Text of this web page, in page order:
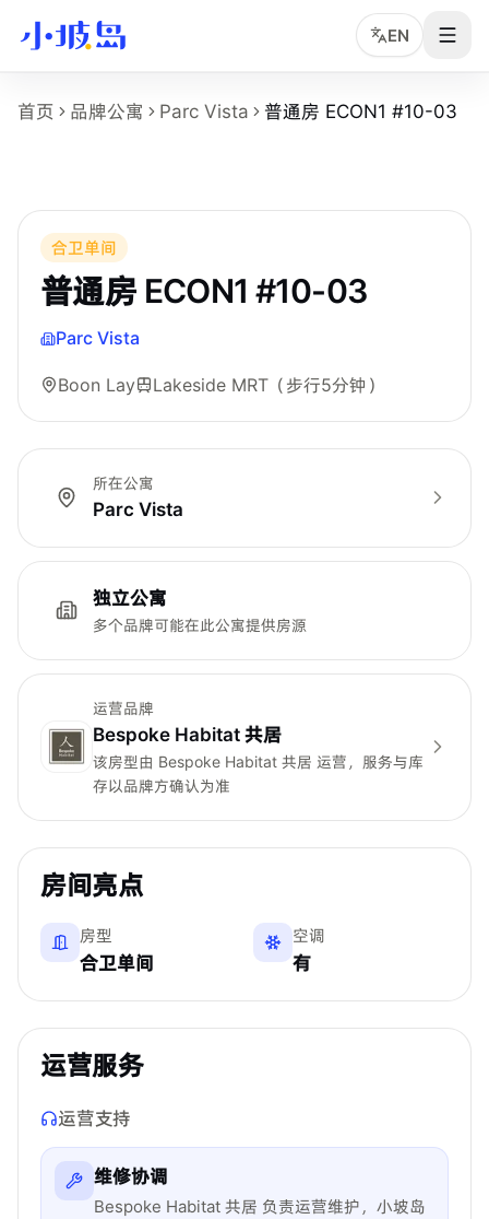
EN
普通房 ECON1 #10-03 房型页事实摘要
运营品牌：Bespoke Habitat 共居。
所在区域：Boon Lay。
附近地铁：Lakeside MRT，步行约 5 分钟。
房型类别：Common。
参考月租：S$1,000 /月起，最终以实时库存和合同为准。
首页 品牌公寓 Parc Vista 普通房 ECON1 #10-03
合卫单间
普通房 ECON1 #10-03
Parc Vista
Boon Lay Lakeside MRT （步行5分钟）
所在公寓
Parc Vista
独立公寓
多个品牌可能在此公寓提供房源
运营品牌
Bespoke Habitat 共居
该房型由 Bespoke Habitat 共居 运营，服务与库
存以品牌方确认为准
房间亮点
房型
合卫单间
空调
有
运营服务
运营支持
维修协调
Bespoke Habitat 共居 负责运营维护，小坡岛